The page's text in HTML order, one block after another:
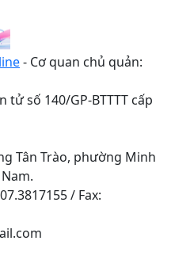
- Cơ quan chủ quản:
số 140/GP-BTTTT cấp
Tân Trào, phường Minh
/ Fax: